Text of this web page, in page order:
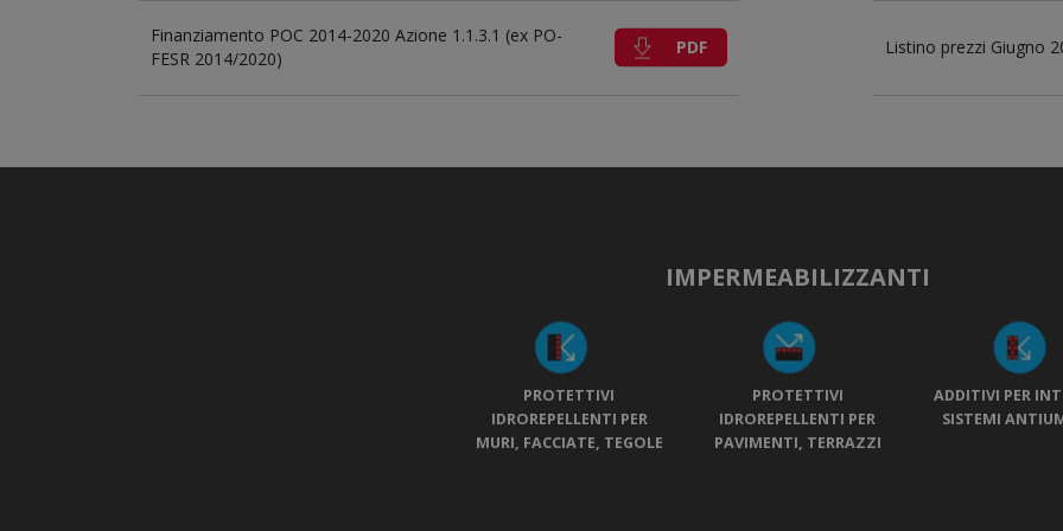
Finanziamento POC 2014-2020 Azione 1.1.3.1 (ex PO-
FESR 2014/2020)
PDF Listino prezzi Giugno
IMPERMEABILIZZANTI
PROTETTIVI
IDROREPELLENTI PER
MURI, FACCIATE, TEGOLE
PROTETTIVI
IDROREPELLENTI PER
PAVIMENTI, TERRAZZI
ADDITIVI PER
SISTEMI